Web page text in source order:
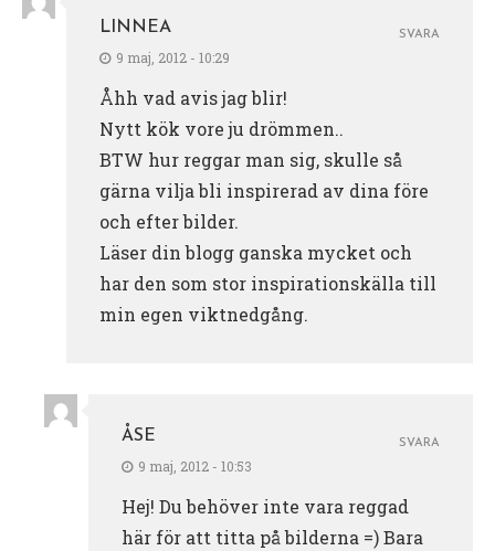
LINNEA
9 maj, 2012 - 10:29
Åhh vad avis jag blir!
Nytt kök vore ju drömmen..
BTW hur reggar man sig, skulle så
gärna vilja bli inspirerad av dina före
och efter bilder.
Läser din blogg ganska mycket och
har den som stor inspirationskälla till
min egen viktnedgång.
SVARA
ÅSE
9 maj, 2012 - 10:53
Hej! Du behöver inte vara reggad
här för att titta på bilderna =) Bara
SVARA